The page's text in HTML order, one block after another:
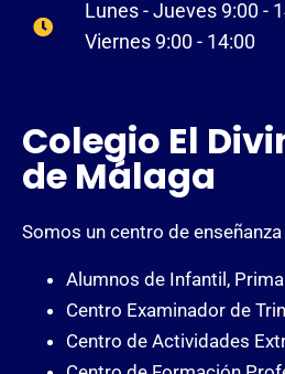
Lunes - Jueves 9:00 -
Viernes 9:00 - 14:00
Colegio El
de Málaga
Somos un centro de enseñanza
Alumnos de Infantil,
Centro Examinador de
Centro de Actividades